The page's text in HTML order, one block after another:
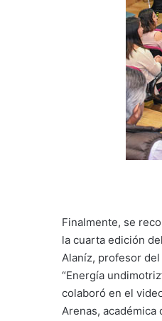
Finalmente, se
la cuarta edición
Alaníz, profesor
“Energía
colaboró en el
Arenas,